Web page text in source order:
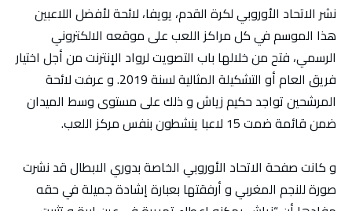
نشر الاتحاد الأوروبي لكرة القدم، يويفا، لائحة لأفضل اللاعبين
هذا الموسم في كل مراكز اللعب على موقعه الالكتروني
الرسمي، فتح من خلالها باب التصويت لرواد الإنترنت من أجل اختيار
فريق العام أو التشكيلة المثالية لسنة 2019. و عرفت لائحة
المرشحين تواجد حكيم زياش و ذلك على مستوى وسط الميدان
ضمن قائمة ضمت 15 لاعبا ينشطون بنفس مركز اللعب.
و كانت صفحة الاتحاد الأوروبي الخاصة بدوري الابطال قد نشرت
صورة للنجم المغربي و أرفقتها بعبارة إشادة جميلة في حقه